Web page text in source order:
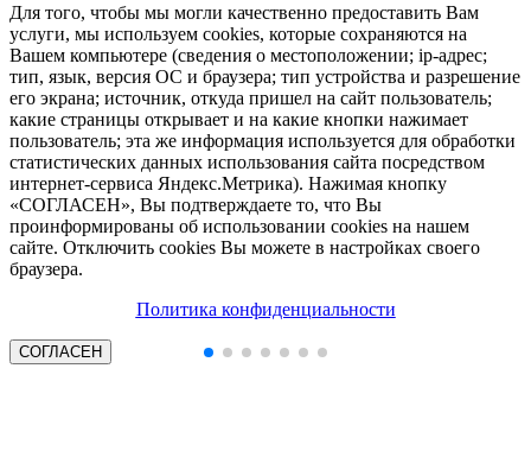
Для того, чтобы мы могли качественно предоставить Вам
услуги, мы используем cookies, которые сохраняются на
Вашем компьютере (сведения о местоположении; ip-адрес;
тип, язык, версия ОС и браузера; тип устройства и разрешение
его экрана; источник, откуда пришел на сайт пользователь;
какие страницы открывает и на какие кнопки нажимает
пользователь; эта же информация используется для обработки
статистических данных использования сайта посредством
интернет-сервиса Яндекс.Метрика). Нажимая кнопку
«СОГЛАСЕН», Вы подтверждаете то, что Вы
проинформированы об использовании cookies на нашем
сайте. Отключить cookies Вы можете в настройках своего
браузера.
Политика конфиденциальности
СОГЛАСЕН